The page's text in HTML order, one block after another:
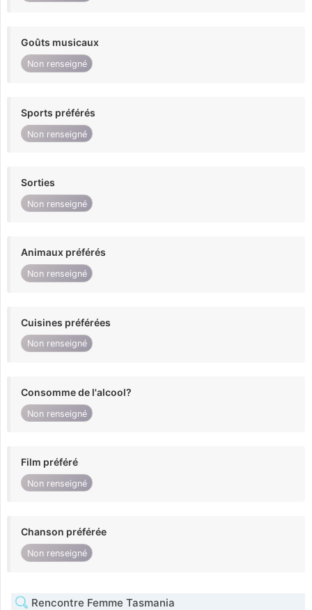
Goûts musicaux
Non renseigné
Sports préférés
Non renseigné
Sorties
Non renseigné
Animaux préférés
Non renseigné
Cuisines préférées
Non renseigné
Consomme de l'alcool?
Non renseigné
Film préféré
Non renseigné
Chanson préférée
Non renseigné
Rencontre Femme Tasmania